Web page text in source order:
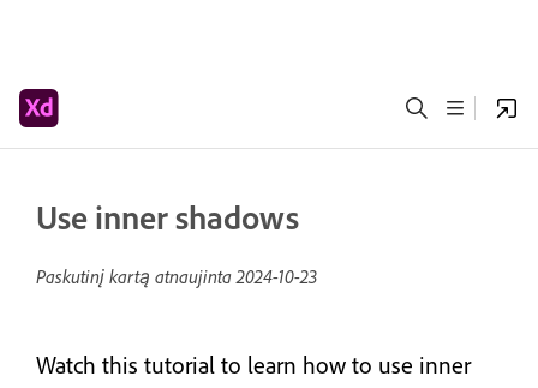
Use inner shadows
Paskutinį kartą atnaujinta2024-10-23
Watch this tutorial to learn how to use inner